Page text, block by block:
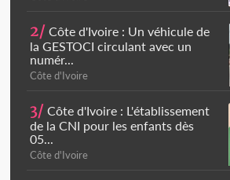
2/ Côte d'Ivoire : Un véhicule de
la GESTOCI circulant avec un
numér...
Côte d'Ivoire
3/ Côte d'Ivoire : L'établissement
de la CNI pour les enfants dès
05...
Côte d'Ivoire